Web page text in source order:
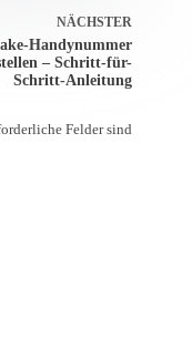
NÄCHSTER
Handynummer
– Schritt-für-
Schritt-Anleitung
Felder sind